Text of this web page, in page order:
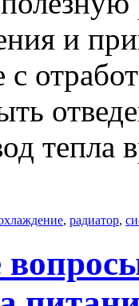
и
с
тепла
, радиатор,